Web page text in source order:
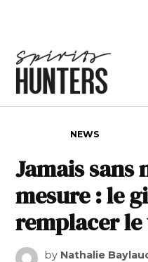
NEWS
Jamais sans
mesure : le
remplacer
by Nathalie